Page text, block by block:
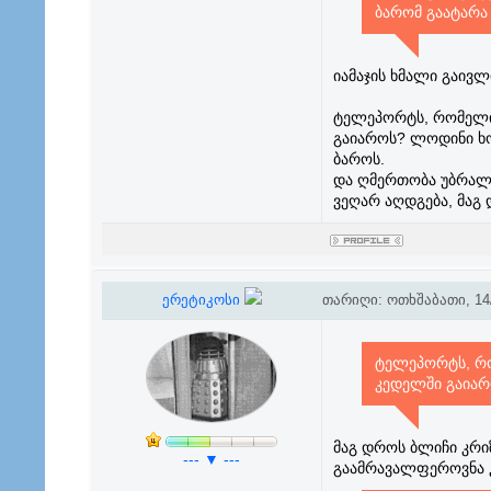
ბარომ
იამაჯის ხმალი
ტელეპორტს,
გაიაროს? ლოდინი
ბაროს.
და ღმერთობა
ვეღარ აღდგება, მაგ
ერეტიკოსი თარიღი: ოთხშაბათი,
--- ▼ ---
ტელეპორტს,
კედელში
მაგ დროს ბლიჩი
გაამრავალფეროვნა